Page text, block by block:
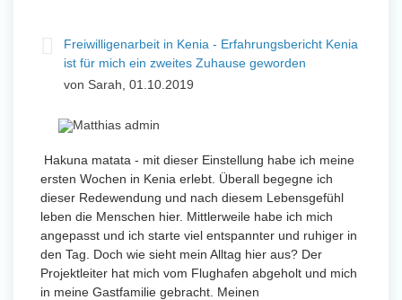
Freiwilligenarbeit in Kenia - Erfahrungsbericht Kenia
ist für mich ein zweites Zuhause geworden
von Sarah, 01.10.2019
Hakuna matata - mit dieser Einstellung habe ich meine
ersten Wochen in Kenia erlebt. Überall begegne ich
dieser Redewendung und nach diesem Lebensgefühl
leben die Menschen hier. Mittlerweile habe ich mich
angepasst und ich starte viel entspannter und ruhiger in
den Tag. Doch wie sieht mein Alltag hier aus? Der
Projektleiter hat mich vom Flughafen abgeholt und mich
in meine Gastfamilie gebracht. Meinen